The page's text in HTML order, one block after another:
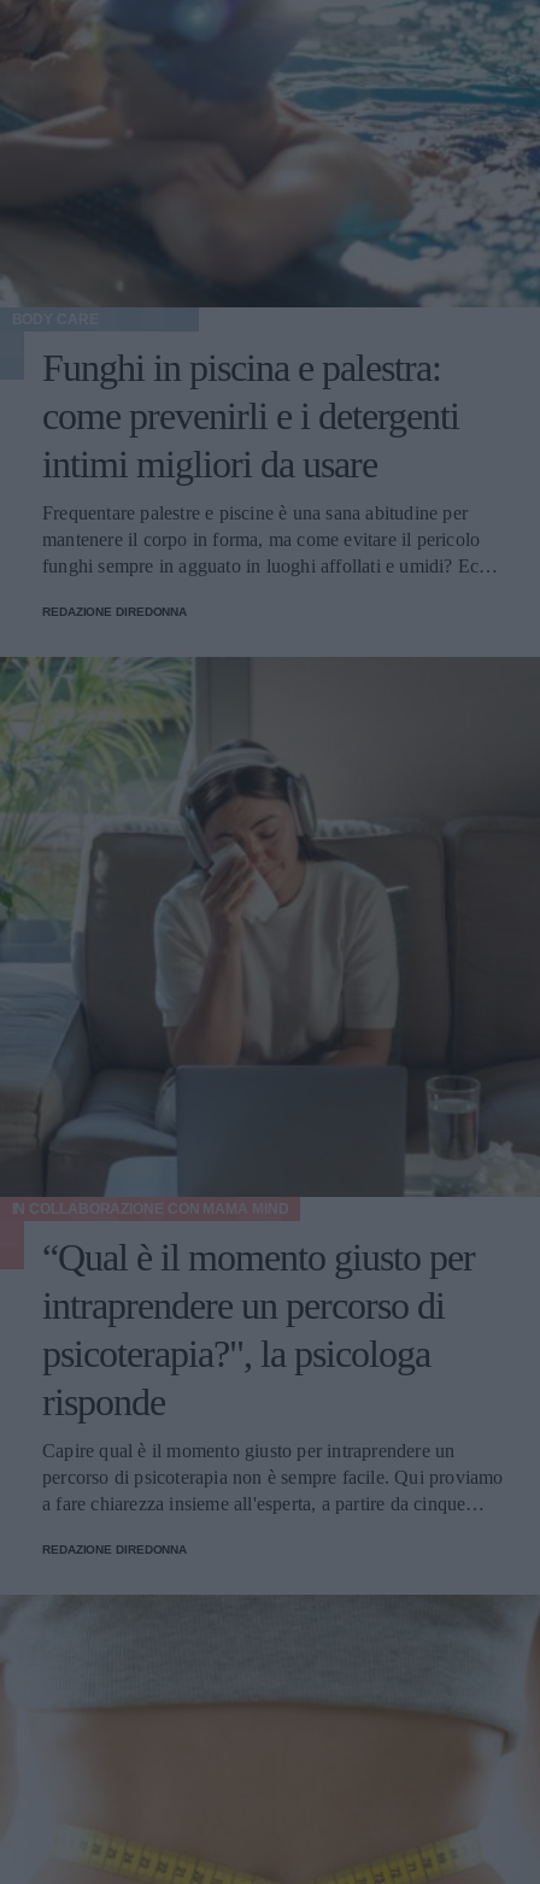
Funghi in piscina e palestra:
come prevenirli e i detergenti
intimi migliori da usare
Frequentare palestre e piscine è una sana abitudine per
mantenere il corpo in forma, ma come evitare il pericolo
funghi sempre in agguato in luoghi affollati e umidi? Ecco
REDAZIONE DIREDONNA
“Qual è il momento giusto per
intraprendere un percorso di
psicoterapia?", la psicologa
risponde
Capire qual è il momento giusto per intraprendere un
percorso di psicoterapia non è sempre facile. Qui proviamo
a fare chiarezza insieme all'esperta, a partire da cinque
IN COLLABORAZIONE CON MAMA MIND
REDAZIONE DIREDONNA